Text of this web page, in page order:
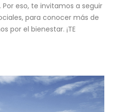
eso, te invitamos a seguir
para conocer más de
por el bienestar. ¡TE